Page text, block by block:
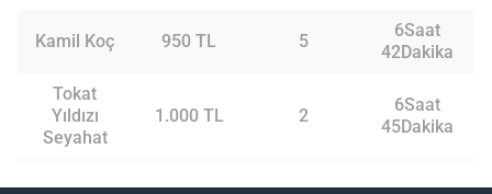
Kamil Koç 950 TL 5
6Saat
42Dakika
Tokat
Yıldızı
Seyahat
1.000 TL 2
6Saat
45Dakika